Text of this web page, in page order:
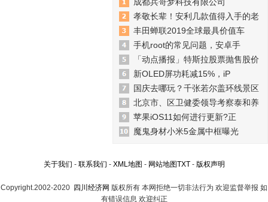
孝敬长辈！安利几款值得入手的老
丰田蝉联2019全球最具价值车
手机root的常见问题，安卓手
「动点播报」特斯拉股票抛售股价
新OLED屏功耗减15%，iP
国庆去哪玩？千张若尔盖环线景区
北京市、区卫健委领导考察泰和养
苹果iOS11如何进行更新?正
魔鬼身材小米5金属中框曝光
关于我们 - 联系我们 - XML地图 - 网站地图TXT- 版权声明
Copyright.2002-2020 四川经济网 版权所有 本网拒绝一切非法行为 欢迎监督举报 如
有错误信息 欢迎纠正